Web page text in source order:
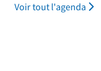
Voir tout l'agenda